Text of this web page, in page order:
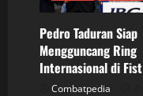
Pedro Taduran Siap
Mengguncang Ring
Internasional di
Combatpedia